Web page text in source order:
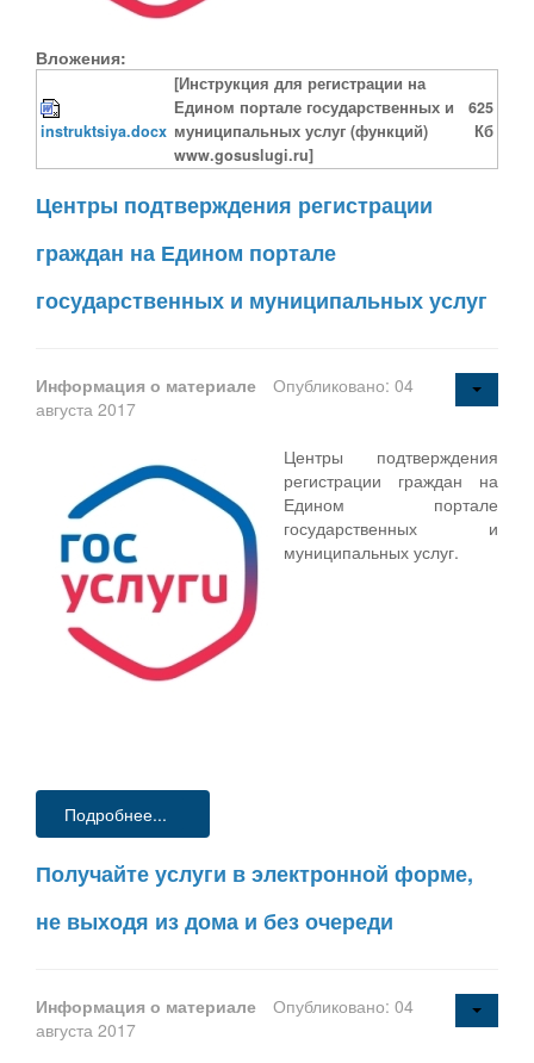
Вложения:
instruktsiya.docx
[Инструкция для регистрации на
Едином портале государственных и
муниципальных услуг (функций)
www.gosuslugi.ru]
625
Кб
Центры подтверждения регистрации
граждан на Едином портале
государственных и муниципальных услуг
Информация о материале
Опубликовано: 04
августа 2017
Центры подтверждения
регистрации граждан на
Едином портале
государственных и
муниципальных услуг.
Подробнее...
Получайте услуги в электронной форме,
не выходя из дома и без очереди
Информация о материале
Опубликовано: 04
августа 2017